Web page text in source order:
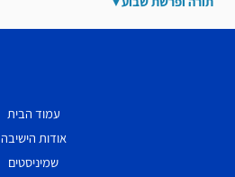
עמוד הבית
אודות הישיבה
שמיניסטים